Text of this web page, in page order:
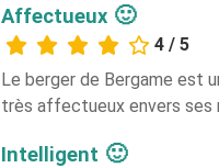
Affectueux 🙂
4 / 5
Le berger de Bergame est
très affectueux envers ses
Intelligent 🙂